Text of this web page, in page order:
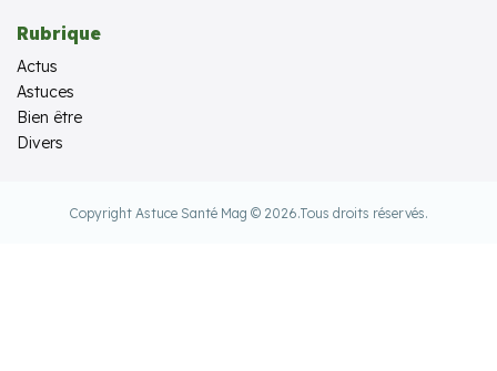
Rubrique
Actus
Astuces
Bien être
Divers
Copyright Astuce Santé Mag © 2026.Tous droits réservés.